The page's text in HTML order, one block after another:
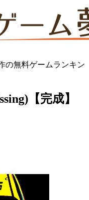
の無料ゲームランキン
【完成】